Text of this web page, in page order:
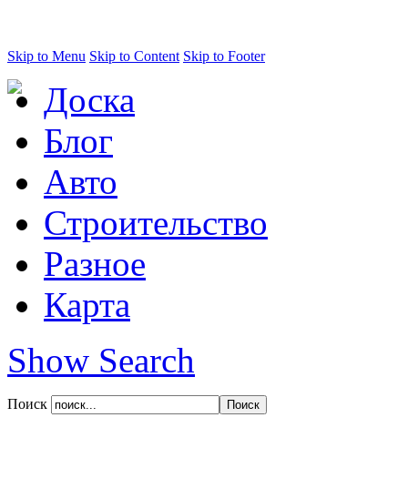
Skip to Menu Skip to Content Skip to Footer
Доска
Блог
Авто
Строительство
Разное
Карта
Show Search
Поиск